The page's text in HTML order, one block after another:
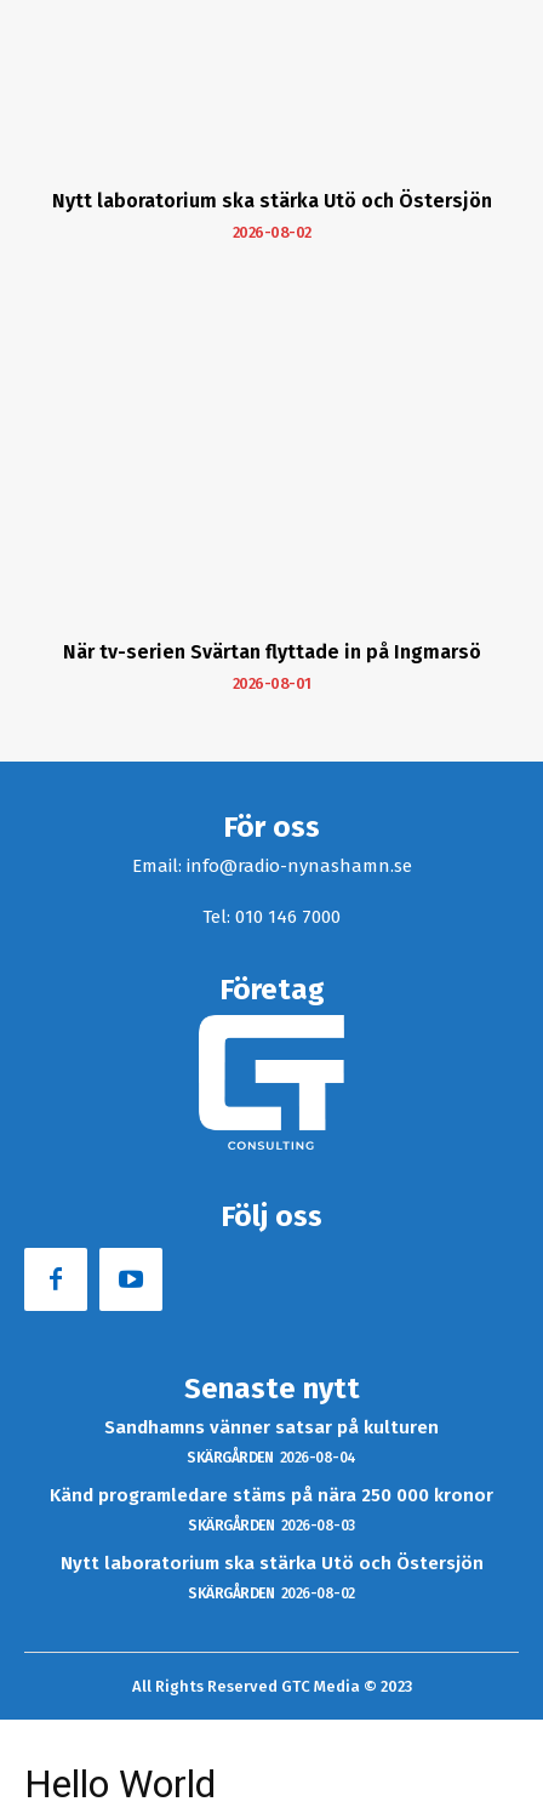
Nytt laboratorium ska stärka Utö och Östersjön
2026-08-02
När tv-serien Svärtan flyttade in på Ingmarsö
2026-08-01
För oss
Email: info@radio-nynashamn.se
Tel: 010 146 7000
Företag
Följ oss
Senaste nytt
Sandhamns vänner satsar på kulturen
SKÄRGÅRDEN 2026-08-04
Känd programledare stäms på nära 250 000 kronor
SKÄRGÅRDEN 2026-08-03
Nytt laboratorium ska stärka Utö och Östersjön
SKÄRGÅRDEN 2026-08-02
All Rights Reserved GTC Media © 2023
Hello World